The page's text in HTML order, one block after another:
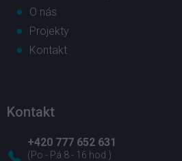
O nás
Projekty
Kontakt
Kontakt
+420 777 652 631